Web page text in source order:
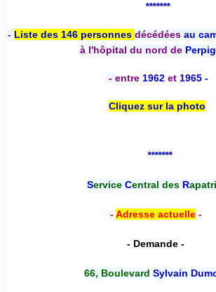
*******
- Liste des 146 personnes décédées au
à l'hôpital du nord de
- entre 1962 et 1965 -
Cliquez sur la photo
*******
Service Central desR
-Adresse actuelle-
- Demande -
66, Boulevard Sylvain